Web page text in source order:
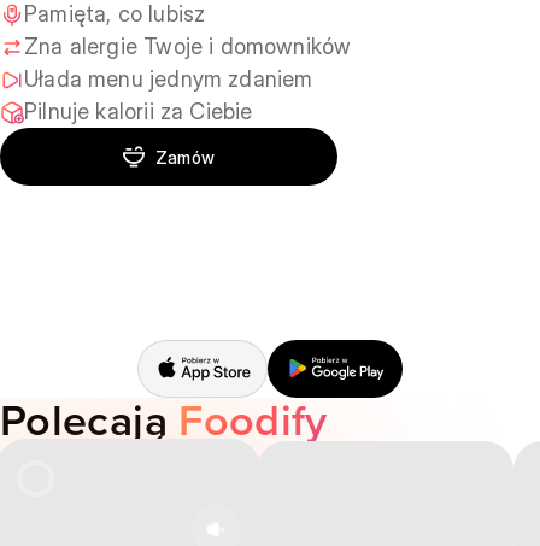
Pamięta, co lubisz
Zna alergie Twoje i domowników
Ułada menu jednym zdaniem
Pilnuje kalorii za Ciebie
Zamów
PolecająFoodify